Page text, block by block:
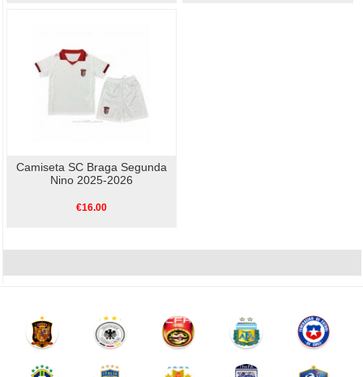
Camiseta SC Braga Segunda
Nino 2025-2026
€16.00